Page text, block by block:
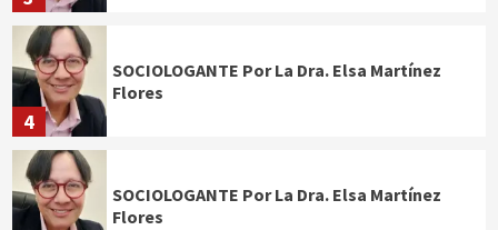
4
SOCIOLOGANTE Por La Dra. Elsa Martínez
Flores
SOCIOLOGANTE Por La Dra. Elsa Martínez
Flores